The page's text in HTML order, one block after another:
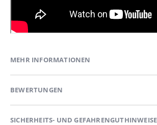
MEHR INFORMATIONEN
BEWERTUNGEN
SICHERHEITS- UND GEFAHRENGUTHINWEISE